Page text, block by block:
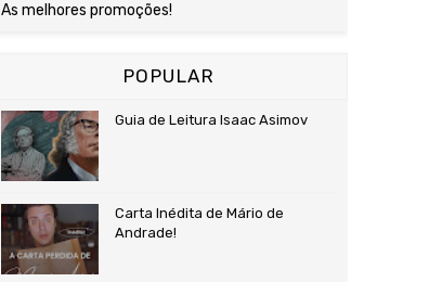
As melhores promoções!
POPULAR
Guia de Leitura Isaac Asimov
Carta Inédita de Mário de
Andrade!